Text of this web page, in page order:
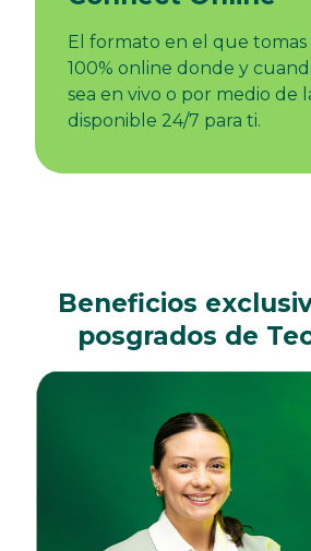
El formato en el que tomas
100% online donde y
sea en vivo o por medio de
disponible 24/7 para ti.
Beneficios
posgrados de